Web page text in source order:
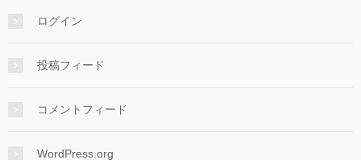
ログイン
投稿フィード
コメントフィード
WordPress.org